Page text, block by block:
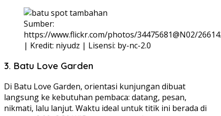
Sumber:
https://www.flickr.com/photos/34475681@N02/
| Kredit: niyudz | Lisensi: by-nc-2.0
3. Batu Love Garden
Di Batu Love Garden, orientasi kunjungan dibuat
langsung ke kebutuhan pembaca: datang, pesan,
nikmati, lalu lanjut. Waktu ideal untuk titik ini berada di